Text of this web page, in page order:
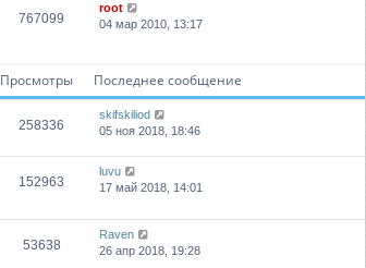
767099
root
04 мар 2010, 13:17
Просмотры Последнее сообщение
258336
skifskiliod
05 ноя 2018, 18:46
152963
luvu
17 май 2018, 14:01
53638
Raven
26 апр 2018, 19:28